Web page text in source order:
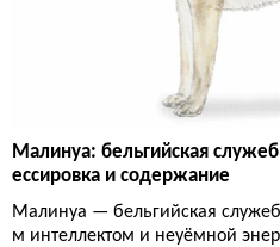
Малинуа: бельгийская
ессировка и содержание
Малинуа — бельгийская
м интеллектом и неуёмной